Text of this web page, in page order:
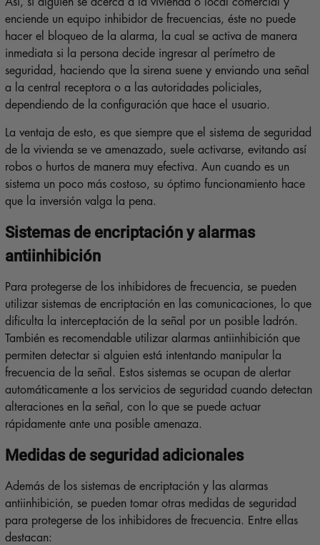
enciende un equipo inhibidor de frecuencias, éste no puede
hacer el bloqueo de la alarma, la cual se activa de manera
inmediata si la persona decide ingresar al perímetro de
seguridad, haciendo que la sirena suene y enviando una señal
a la central receptora o a las autoridades policiales,
dependiendo de la configuración que hace el usuario.
La ventaja de esto, es que siempre que el sistema de seguridad
de la vivienda se ve amenazado, suele activarse, evitando así
robos o hurtos de manera muy efectiva. Aun cuando es un
sistema un poco más costoso, su óptimo funcionamiento hace
que la inversión valga la pena.
Sistemas de encriptación y alarmas
antiinhibición
Para protegerse de los inhibidores de frecuencia, se pueden
utilizar sistemas de encriptación en las comunicaciones, lo que
dificulta la interceptación de la señal por un posible ladrón.
También es recomendable utilizar alarmas antiinhibición que
permiten detectar si alguien está intentando manipular la
frecuencia de la señal. Estos sistemas se ocupan de alertar
automáticamente a los servicios de seguridad cuando detectan
alteraciones en la señal, con lo que se puede actuar
rápidamente ante una posible amenaza.
Medidas de seguridad adicionales
Además de los sistemas de encriptación y las alarmas
antiinhibición, se pueden tomar otras medidas de seguridad
para protegerse de los inhibidores de frecuencia. Entre ellas
destacan: